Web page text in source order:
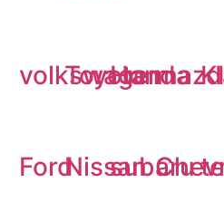
volkswagen
ToyotaHonda
FordNissansubaru